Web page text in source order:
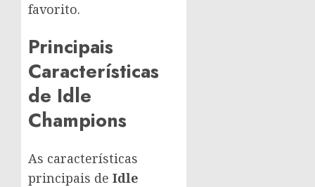
favorito.
Principais
Características
de Idle
Champions
As características
principais de Idle